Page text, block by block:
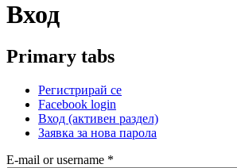
Вход
Primary tabs
Регистрирай се
Facebook login
Вход (активен раздел)
Заявка за нова парола
E-mail or username *